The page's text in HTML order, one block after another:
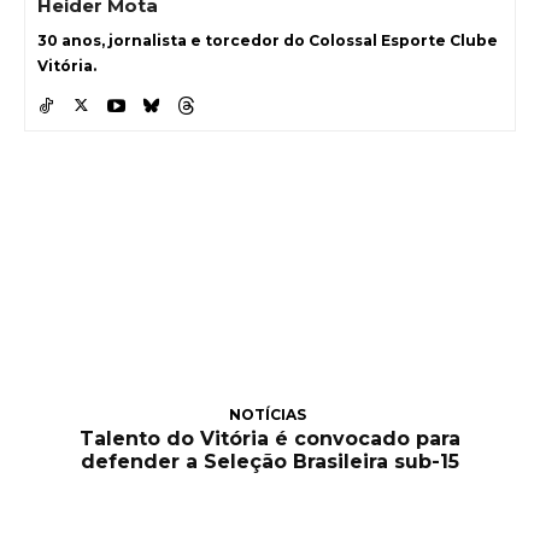
Heider Mota
30 anos, jornalista e torcedor do Colossal Esporte Clube
Vitória.
NOTÍCIAS
Talento do Vitória é convocado para
defender a Seleção Brasileira sub-15